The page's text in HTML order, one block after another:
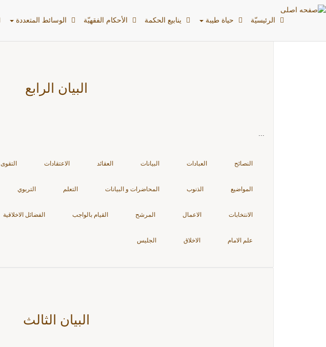
الرئیسیّة حياة طيبة ينابيع الحكمة الأحکام الفقهیّة الوسائط المتعددة بطاقات: المواضيع
البيان الرابع
النصائح العبادات البيانات العقائد الاعتقادات التقوى
المواضيع الذنوب المحاضرات و البيانات التعلم التربوي
الانتخابات الاعمال المرشح القيام بالواجب الفضائل الاخلاقية
علم الامام الاخلاق الجليس
البيان الثالث